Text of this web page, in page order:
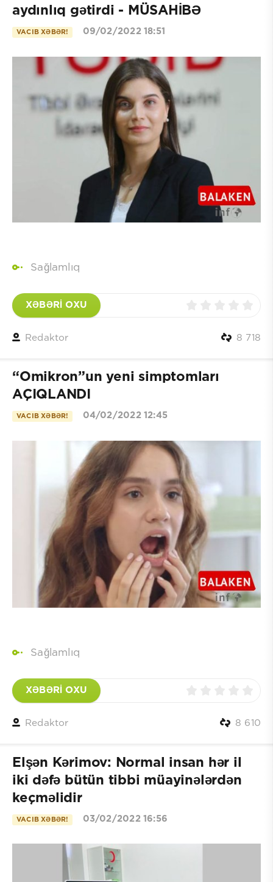
aydınlıq gətirdi - MÜSAHİBƏ
VACIB XƏBƏR! 09/02/2022 18:51
Sağlamlıq
XƏBƏRİ OXU
Redaktor 8 718
“Omikron”un yeni simptomları
AÇIQLANDI
VACIB XƏBƏR! 04/02/2022 12:45
Sağlamlıq
XƏBƏRİ OXU
Redaktor 8 610
Elşən Kərimov: Normal insan hər il
iki dəfə bütün tibbi müayinələrdən
keçməlidir
VACIB XƏBƏR! 03/02/2022 16:56